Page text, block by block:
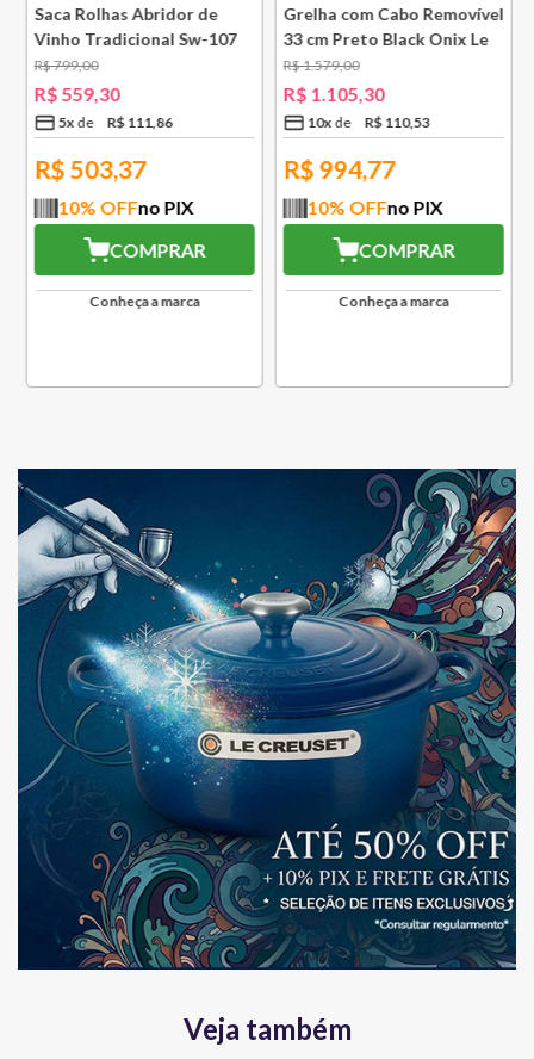
Saca Rolhas Abridor de
Vinho Tradicional Sw-107
Ply Le Creuset
R$799,00
R$ 559,30
5x R$ 111,86
R$ 503,37
10% OFFno PIX
COMPRAR
Conheça a marca
Grelha com Cabo Removível
33 cm Preto Black Onix Le
Creuset
R$1.579,00
R$ 1.105,30
10x R$ 110,53
R$ 994,77
10% OFFno PIX
COMPRAR
Conheça a marca
Veja também